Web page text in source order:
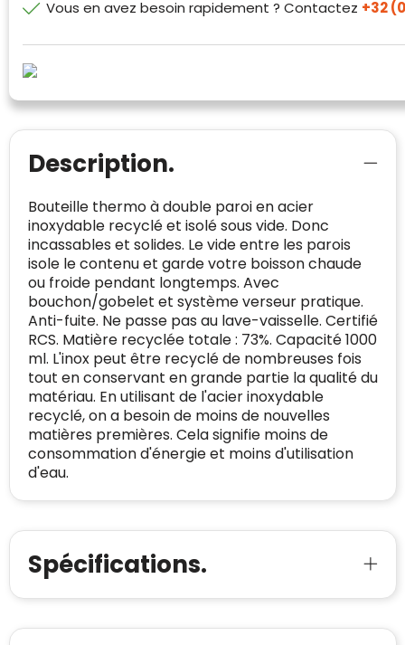
Vous en avez besoin rapidement ? Contactez +32
Description.
Bouteille thermo à double paroi en acier
inoxydable recyclé et isolé sous vide. Donc
incassables et solides. Le vide entre les parois
isole le contenu et garde votre boisson chaude
ou froide pendant longtemps. Avec
bouchon/gobelet et système verseur pratique.
Anti-fuite. Ne passe pas au lave-vaisselle. Certifié
RCS. Matière recyclée totale : 73%. Capacité 1000
ml. L'inox peut être recyclé de nombreuses fois
tout en conservant en grande partie la qualité du
matériau. En utilisant de l'acier inoxydable
recyclé, on a besoin de moins de nouvelles
matières premières. Cela signifie moins de
consommation d'énergie et moins d'utilisation
d'eau.
Spécifications.
Trustindex-certificaat
2026-04-22
met vertrouwen!
verkoop met de Trustindex-certificaat.